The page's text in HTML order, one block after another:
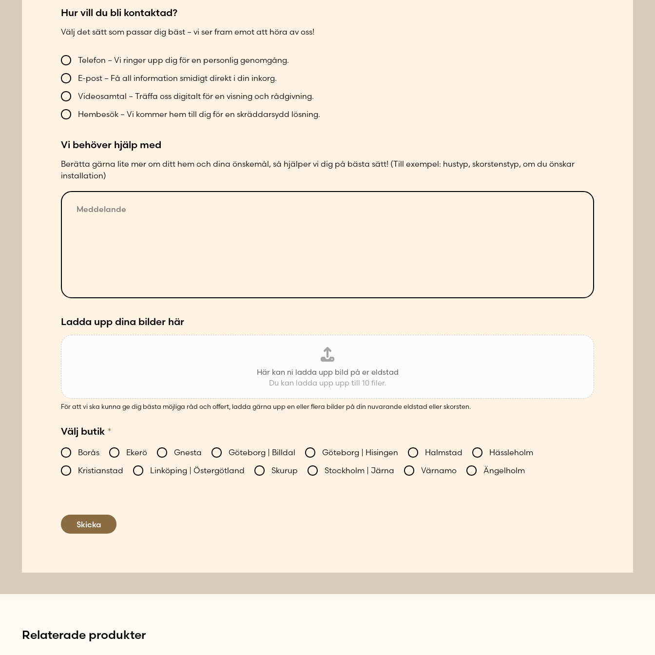
a
b
t
i
k
s
*
t
Hur vill du bli kontaktad?
Välj det sätt som passar dig bäst – vi ser fram emot att höra av oss!
V
l
l
b
l
k
o
n
a
f
ö
j
a
n
d
e
s
ä
t
t
*
Telefon – Vi ringer upp dig för en personlig genomgång.
E-post – Få all information smidigt direkt i din inkorg.
Videosamtal – Träffa oss digitalt för en visning och rådgivning.
Hembesök – Vi kommer hem till dig för en skräddarsydd lösning.
Vi behöver hjälp med
Berätta gärna lite mer om ditt hem och dina önskemål, så hjälper vi dig på bästa sätt! (Till exempel: hustyp, skorstenstyp, om du önskar
installation)
M
n
d
Ladda upp dina bilder här
Här kan ni ladda upp bild på er eldstad
Du kan ladda upp upp till 10 filer.
För att vi ska kunna ge dig bästa möjliga råd och offert, ladda gärna upp en eller flera bilder på din nuvarande eldstad eller skorsten.
Välj butik *
Borås Ekerö Gnesta Göteborg | Billdal Göteborg | Hisingen Halmstad
Hässleholm
Kristianstad
Linköping | Östergötland Skurup Stockholm | Järna Värnamo Ängelholm
Skicka
Relaterade produkter